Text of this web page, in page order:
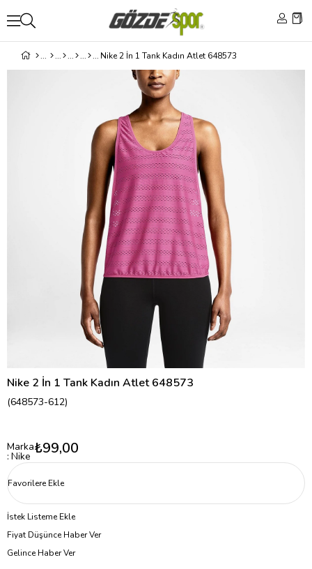
Nike 2 İn 1 Tank Kadın Atlet 648573
Nike 2 İn 1 Tank Kadın Atlet 648573
(648573-612)
Marka
: Nike ₺99,00
Favorilere Ekle
İstek Listeme Ekle
Fiyat Düşünce Haber Ver
Gelince Haber Ver